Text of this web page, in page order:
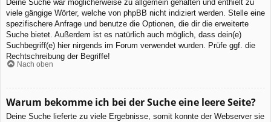
Deine Suche war möglicherweise zu allgemein gehalten und enthielt zu
viele gängige Wörter, welche von phpBB nicht indiziert werden. Stelle eine
spezifischere Anfrage und benutze die Optionen, die dir die erweiterte
Suche bietet. Außerdem ist es natürlich auch möglich, dass dein(e)
Suchbegriff(e) hier nirgends im Forum verwendet wurden. Prüfe ggf. die
Rechtschreibung der Begriffe!
Nach oben
Warum bekomme ich bei der Suche eine leere Seite?
Deine Suche lieferte zu viele Ergebnisse, somit konnte der Webserver sie